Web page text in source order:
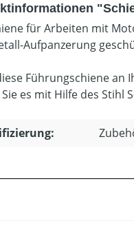
für Arbeiten mit
Aufpanzerung
Führungschiene an
Sie es mit Hilfe des